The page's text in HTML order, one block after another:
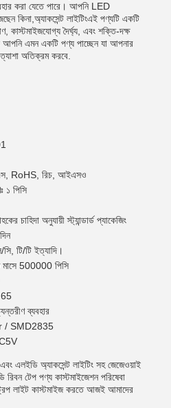
করা যেতে পারে। আপনি LED
কিনা,অ্যাকসেন্ট লাইটিংএই পণ্যটি একটি
কাস্টমাইজযোগ্য দৈর্ঘ্য, এবং শক্তি-দক্ষ
আপনি এমন একটি পণ্য পাচ্ছেন যা আপনার
অতিক্রম করবে.
RoHS, রিচ, আইএসও
১ পিসি
চাহিদা অনুযায়ী স্ট্যান্ডার্ড প্যাকেজিং
সি, টি/টি ইত্যাদি।
মাসে 500000 পিসি
65
ব্যবহার
/ SMD2835
এলইডি অ্যাকসেন্ট লাইটিং সহ জেজেওয়াই
টেপ পণ্য কাস্টমাইজেশন পরিষেবা
লাইট কাস্টমাইজ করতে আজই আমাদের